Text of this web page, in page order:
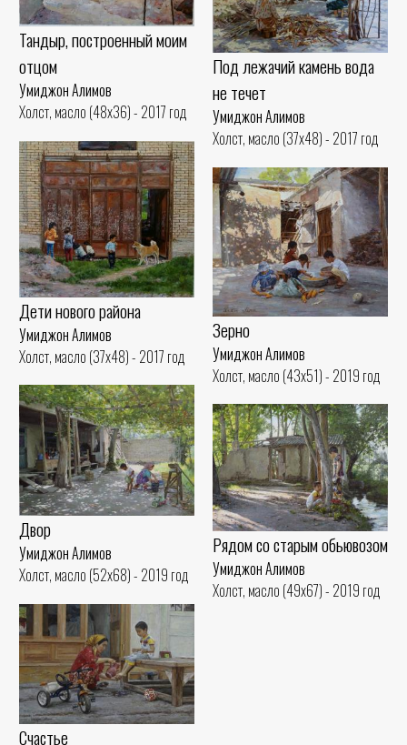
Тандыр, построенный моим
отцом
Умиджон Алимов
Холст, масло (48x36) - 2017 год
Под лежачий камень вода
не течет
Умиджон Алимов
Холст, масло (37x48) - 2017 год
Дети нового района
Умиджон Алимов
Холст, масло (37x48) - 2017 год
Зерно
Умиджон Алимов
Холст, масло (43x51) - 2019 год
Двор
Умиджон Алимов
Холст, масло (52x68) - 2019 год
Рядом со старым обьювозом
Умиджон Алимов
Холст, масло (49x67) - 2019 год
Счастье